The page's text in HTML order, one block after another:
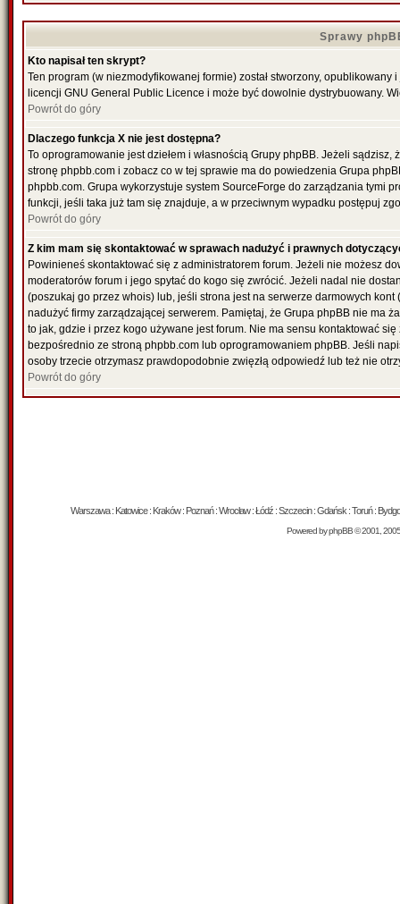
Sprawy
Kto napisał ten skrypt?
Ten program (w niezmodyfikowanej formie) został stworzony, opublikowany
licencji GNU General Public Licence i może być dowolnie dystrybuowany.
Powrót do góry
Dlaczego funkcja X nie jest dostępna?
To oprogramowanie jest dziełem i własnością Grupy phpBB. Jeżeli
stronę phpbb.com i zobacz co w tej sprawie ma do powiedzenia Grupa
phpbb.com. Grupa wykorzystuje system SourceForge do zarządzania tymi
funkcji, jeśli taka już tam się znajduje, a w przeciwnym wypadku postępuj
Powrót do góry
Z kim mam się skontaktować w sprawach nadużyć i prawnych
Powinieneś skontaktować się z administratorem forum. Jeżeli nie możesz
moderatorów forum i jego spytać do kogo się zwrócić. Jeżeli nadal nie
(poszukaj go przez whois) lub, jeśli strona jest na serwerze darmowych
nadużyć firmy zarządzającej serwerem. Pamiętaj, że Grupa phpBB nie ma
to jak, gdzie i przez kogo używane jest forum. Nie ma sensu kontaktować
bezpośrednio ze stroną phpbb.com lub oprogramowaniem phpBB. Jeśli
osoby trzecie otrzymasz prawdopodobnie zwięzłą odpowiedź lub też nie
Powrót do góry
Warszawa : Katowice : Kraków : Poznań : Wrocław : Łódź : Szczecin : Gdańsk : Toruń :
Powered byphpBB© 2001,